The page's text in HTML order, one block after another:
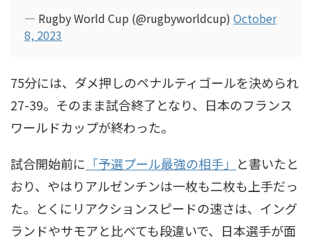
— Rugby World Cup (@rugbyworldcup) October
8, 2023
75分には、ダメ押しのペナルティゴールを決められ
27-39。そのまま試合終了となり、日本のフランス
ワールドカップが終わった。
試合開始前に 「予選プール最強の相手」 と書いたと
おり、やはりアルゼンチンは一枚も二枚も上手だっ
た。とくにリアクションスピードの速さは、イング
ランドやサモアと比べても段違いで、日本選手が面